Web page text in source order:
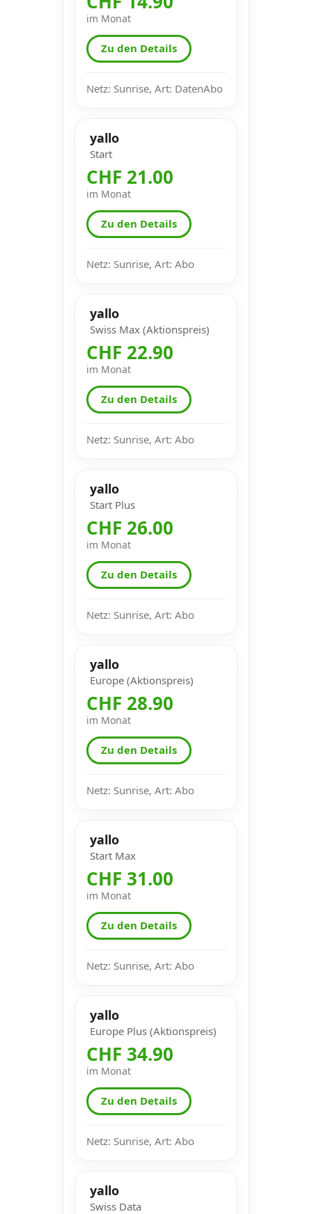
im Monat
Zu den Details
Netz: Sunrise, Art: DatenAbo
yallo
Start
CHF 21.00
im Monat
Zu den Details
Netz: Sunrise, Art: Abo
yallo
Swiss Max (Aktionspreis)
CHF 22.90
im Monat
Zu den Details
Netz: Sunrise, Art: Abo
yallo
Start Plus
CHF 26.00
im Monat
Zu den Details
Netz: Sunrise, Art: Abo
yallo
Europe (Aktionspreis)
CHF 28.90
im Monat
Zu den Details
Netz: Sunrise, Art: Abo
yallo
Start Max
CHF 31.00
im Monat
Zu den Details
Netz: Sunrise, Art: Abo
yallo
Europe Plus (Aktionspreis)
CHF 34.90
im Monat
Zu den Details
Netz: Sunrise, Art: Abo
yallo
Swiss Data